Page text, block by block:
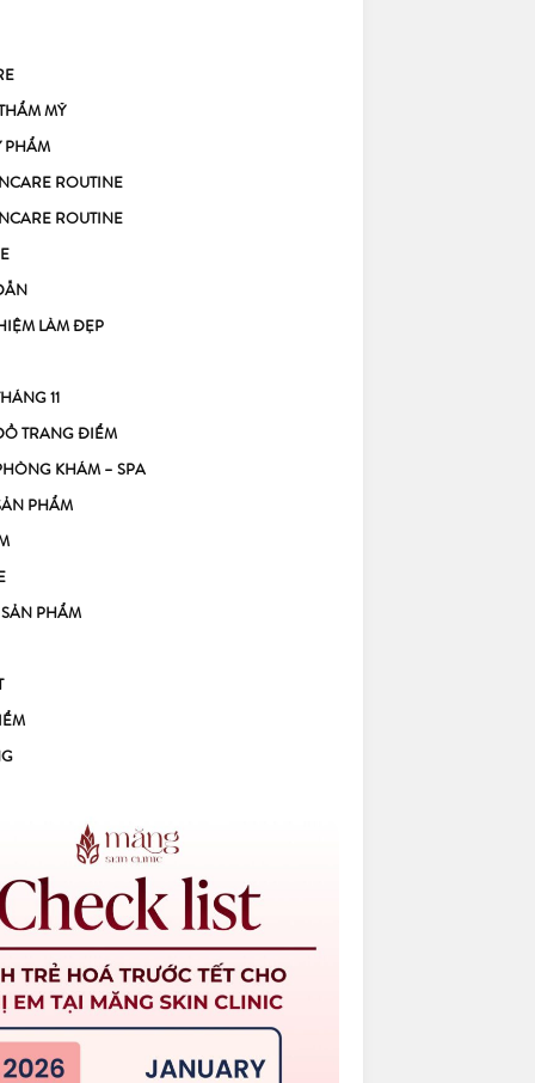
MỸ
PHẨM
ROUTINE
ROUTINE
LÀM ĐẸP
11
TRANG ĐIỂM
KHÁM – SPA
PHẨM
PHẨM